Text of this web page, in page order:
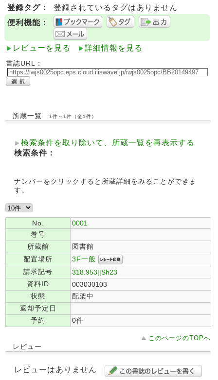
登録タグ：
登録されているタグはありません
便利機能：
レビューを見る 詳細情報を見る
書誌URL：
所蔵一覧 1件～1件（全1件）
検索条件を取り除いて、所蔵一覧を再表示する
検索条件：
ナンバーをクリックすると所蔵詳細をみることができま
す。
No.
0001
巻号
所蔵館
図書館
配置場所
3F一般
請求記号
318.953||Sh23
資料ID
003030103
状態
配架中
返却予定日
予約
0件
このページのTOPへ
レビュー
レビューはありません